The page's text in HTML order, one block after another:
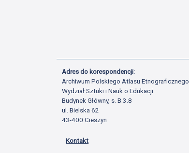
Adres do korespondencji:
Archiwum Polskiego Atlasu Etnograficznego
Wydział Sztuki i Nauk o Edukacji
Budynek Główny, s. B.3.8
ul. Bielska 62
43-400 Cieszyn
Kontakt